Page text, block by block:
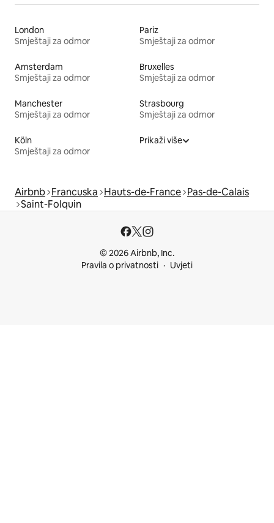
London
Smještaji za odmor
Pariz
Smještaji za odmor
Amsterdam
Smještaji za odmor
Bruxelles
Smještaji za odmor
Manchester
Smještaji za odmor
Strasbourg
Smještaji za odmor
Köln
Smještaji za odmor
Prikaži više
Airbnb Francuska Hauts-de-France Pas-de-Calais
Saint-Folquin
© 2026 Airbnb, Inc.
Pravila o privatnosti
Uvjeti